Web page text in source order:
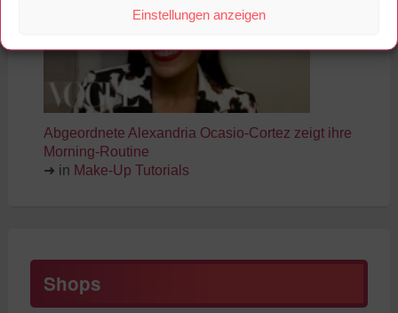
Einstellungen anzeigen
Abgeordnete Alexandria Ocasio-Cortez zeigt ihre
Morning-Routine
➜ in Make-Up Tutorials
Shops